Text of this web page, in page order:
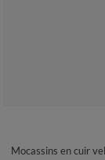
Mocassins en cuir